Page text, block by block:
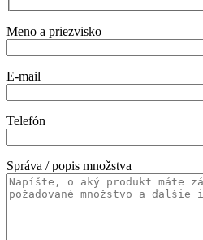
Meno a priezvisko
E-mail
Telefón
Správa / popis množstva